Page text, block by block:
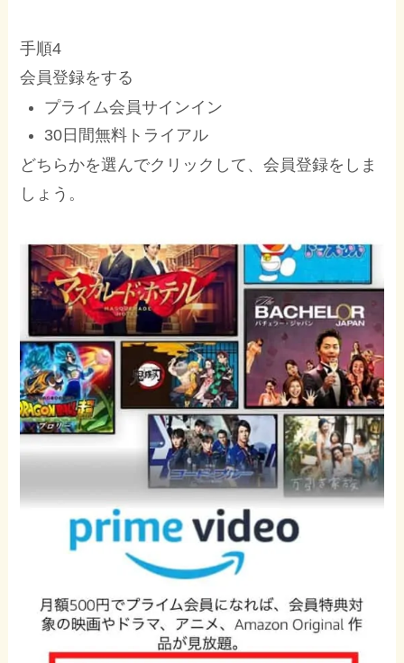
手順4
会員登録をする
プライム会員サインイン
30日間無料トライアル
どちらかを選んでクリックして、会員登録をしま
しょう。